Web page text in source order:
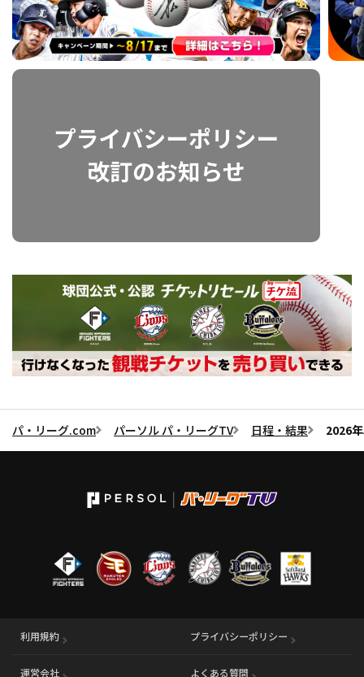
パ・リーグ.com パーソル パ・リーグTV 日程・結果 2026
利用規約 プライバシーポリシー
運営会社 （別ウィンドウで開く） よくある質問